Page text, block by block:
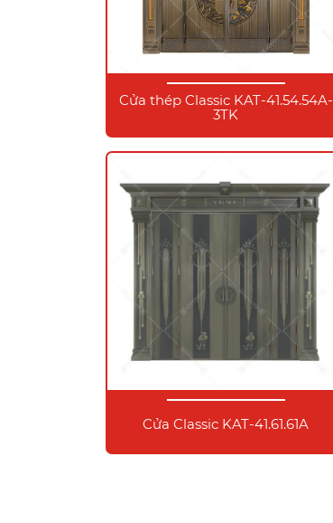
Cửa thép Classic KAT-41.54.54A-
3TK
Cửa Classic KAT-41.61.61A